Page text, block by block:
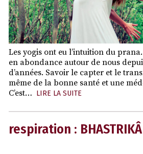
Les yogis ont eu l’intuition du
en abondance autour de nous
d’années. Savoir le capter et le
même de la bonne santé et une
C’est… LIRE LA SUITE
respiration : BHASTRIKÂ